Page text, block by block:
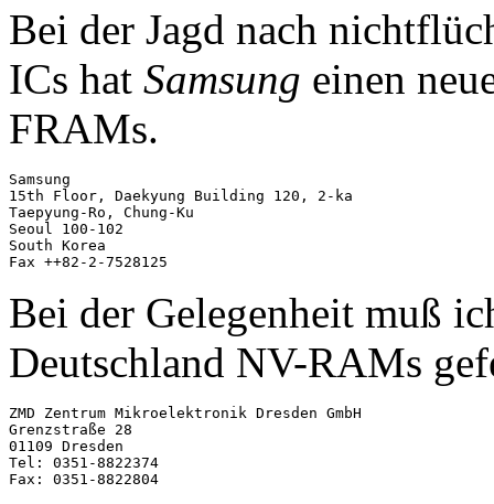
Bei der Jagd nach
ICs hat Samsung einen
FRAMs.
Samsung
15th Floor, Daekyung Building 120, 2-ka
Taepyung-Ro, Chung-Ku
Seoul 100-102
South Korea
Bei der Gelegenheit muß
Deutschland NV-RAMs
ZMD Zentrum Mikroelektronik Dresden GmbH
Grenzstraße 28
01109 Dresden
Tel: 0351-8822374